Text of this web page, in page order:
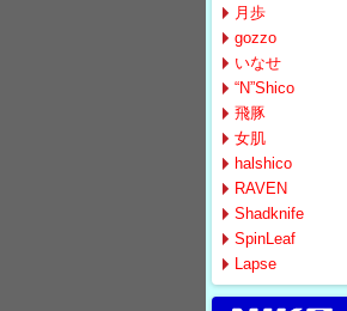
月歩
gozzo
いなせ
“N”Shico
飛豚
女肌
halshico
RAVEN
Shadknife
SpinLeaf
Lapse